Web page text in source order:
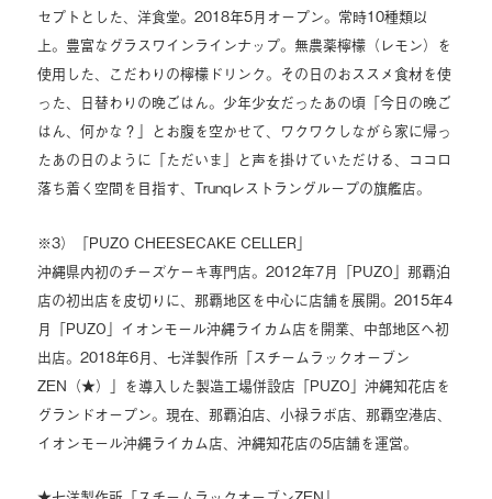
セプトとした、洋食堂。2018年5月オープン。常時10種類以
上。豊富なグラスワインラインナップ。無農薬檸檬（レモン）を
使用した、こだわりの檸檬ドリンク。その日のおススメ食材を使
った、日替わりの晩ごはん。少年少女だったあの頃「今日の晩ご
はん、何かな？」とお腹を空かせて、ワクワクしながら家に帰っ
たあの日のように「ただいま」と声を掛けていただける、ココロ
落ち着く空間を目指す、Trunqレストラングループの旗艦店。
※3）「PUZO CHEESECAKE CELLER」
沖縄県内初のチーズケーキ専門店。2012年7月「PUZO」那覇泊
店の初出店を皮切りに、那覇地区を中心に店舗を展開。2015年4
月「PUZO」イオンモール沖縄ライカム店を開業、中部地区へ初
出店。2018年6月、七洋製作所「スチームラックオーブン
ZEN（★）」を導入した製造工場併設店「PUZO」沖縄知花店を
グランドオープン。現在、那覇泊店、小禄ラボ店、那覇空港店、
イオンモール沖縄ライカム店、沖縄知花店の5店舗を運営。